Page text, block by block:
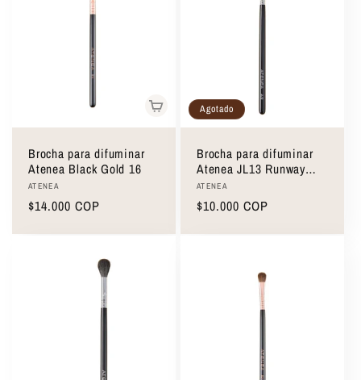
Brocha para difuminar
Atenea Black Gold 16
Proveedor:
ATENEA
Precio
$14.000 COP
Agotado
Brocha para difuminar
Atenea JL13 Runway
Collection
Proveedor:
ATENEA
Precio
$10.000 COP